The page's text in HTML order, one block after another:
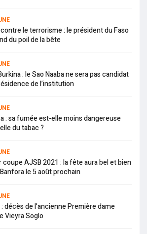
le terrorisme : le président du Faso
du poil de la bête
: le Sao Naaba ne sera pas candidat
de l’institution
: sa fumée est-elle moins dangereuse
du tabac ?
coupe AJSB 2021 : la fête aura bel et bien
le 5 août prochain
décès de l’ancienne Première dame
Vieyra Soglo